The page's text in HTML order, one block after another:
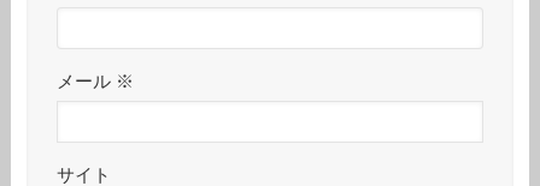
メール ※
サイト